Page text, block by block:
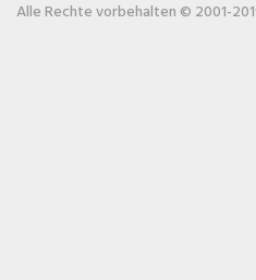
Alle Rechte vorbehalten © 2001-